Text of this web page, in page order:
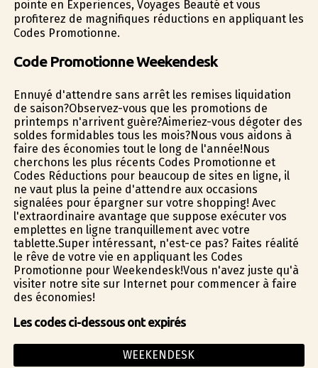
pointe en Experiences, Voyages Beauté et vous
profiterez de magnifiques réductions en appliquant les
Codes Promotionne.
Code Promotionne Weekendesk
Ennuyé d'attendre sans arrêt les remises liquidation
de saison?Observez-vous que les promotions de
printemps n'arrivent guère?Aimeriez-vous dégoter des
soldes formidables tous les mois?Nous vous aidons à
faire des économies tout le long de l'année!Nous
cherchons les plus récents Codes Promotionne et
Codes Réductions pour beaucoup de sites en ligne, il
ne vaut plus la peine d'attendre aux occasions
signalées pour épargner sur votre shopping! Avec
l'extraordinaire avantage que suppose exécuter vos
emplettes en ligne tranquillement avec votre
tablette.Super intéressant, n'est-ce pas? Faites réalité
le rêve de votre vie en appliquant les Codes
Promotionne pour Weekendesk!Vous n'avez juste qu'à
visiter notre site sur Internet pour commencer à faire
des économies!
Les codes ci-dessous ont expirés
WEEKENDESK